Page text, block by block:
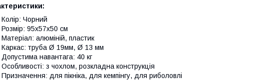
Колір: Чорний
Розмір: 95x57x50 см
Матеріал: алюміній, пластик
Каркас: труба Ø 19мм, Ø 13 мм
Допустима навантага: 40 кг
Особливості: з чохлом, розкладна конструкція
Призначення: для пікніка, для кемпінгу, для риболовлі